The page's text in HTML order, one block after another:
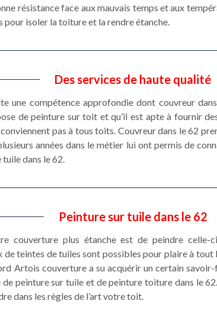
résistance face aux mauvais temps et aux
pour isoler la toiture et la rendre étanche.
Des services de haute qualité
une compétence approfondie dont couvreur
de peinture sur toit et qu’il est apte à fournir
pas à tous toits. Couvreur dans le 62
années dans le métier lui ont permis de
dans le 62.
Peinture sur tuile dans le 62
couverture plus étanche est de peindre celle-ci
teintes de tuiles sont possibles pour plaire à
Artois couverture a su acquérir un certain
peinture sur tuile et de peinture toiture dans le
dans les règles de l’art votre toit.